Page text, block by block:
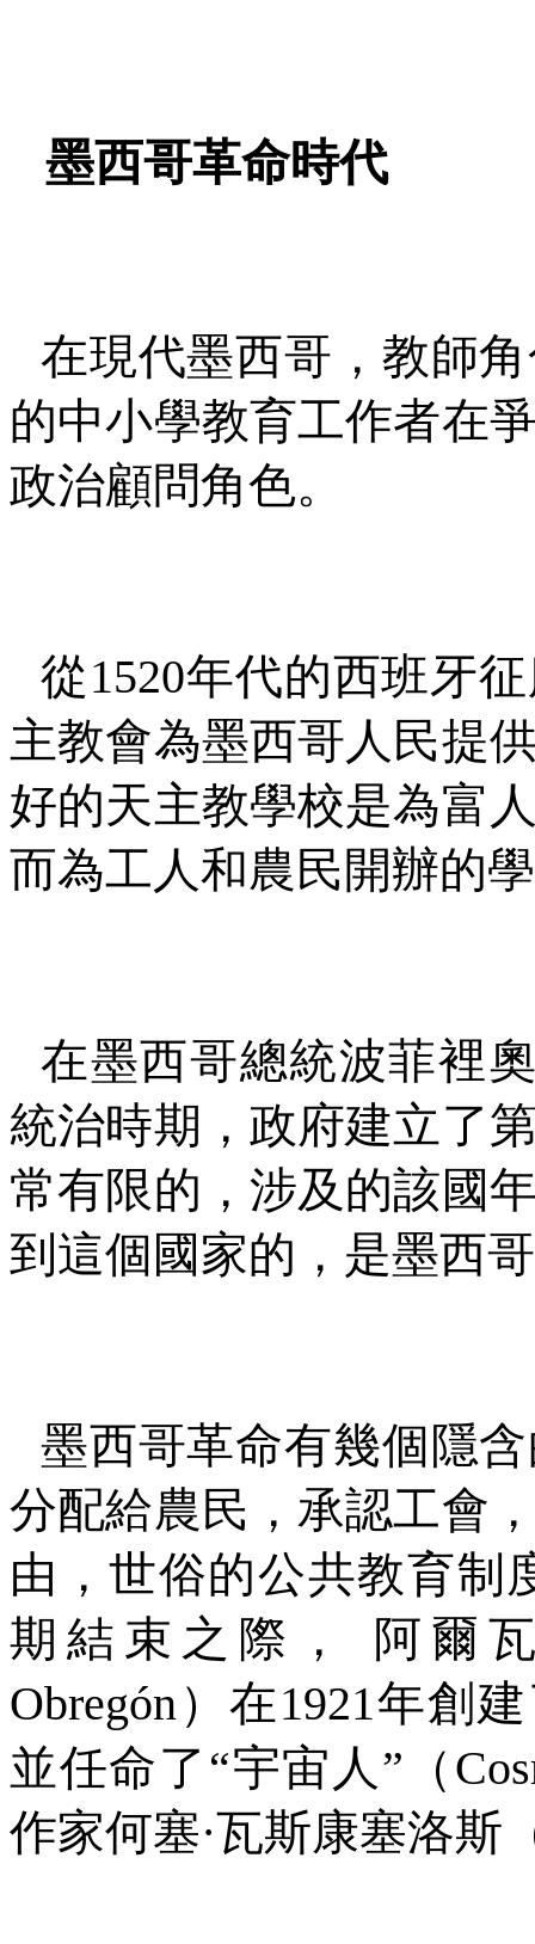
墨西哥革命時代
在現代墨西哥，教師
的中小學教育工作者在
政治顧問角色。
從1520年代的西班牙
主教會為墨西哥人民提
好的天主教學校是為富
而為工人和農民開辦的
在墨西哥總統波菲裡
統治時期，政府建立了
常有限的，涉及的該國
到這個國家的，是墨西
墨西哥革命有幾個隱
分配給農民，承認工會
由，世俗的公共教育制
期結束之際，
阿爾
Obregón）在1921年創
並任命了 “宇宙人 ” （
作家何塞·瓦斯康塞洛斯